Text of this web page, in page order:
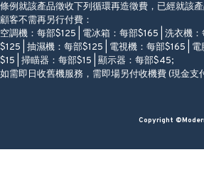
條例就該產品徵收下列循環再造徵費，已經就該
顧客不需再另行付費：
空調機：每部$125 | 電冰箱：每部$165 | 洗衣機
$125 | 抽濕機：每部$125 | 電視機：每部$165 |
$15 | 掃瞄器：每部$15 | 顯示器：每部$45;
如需即日收舊機服務，需即場另付收機費 (現金支
Copyright